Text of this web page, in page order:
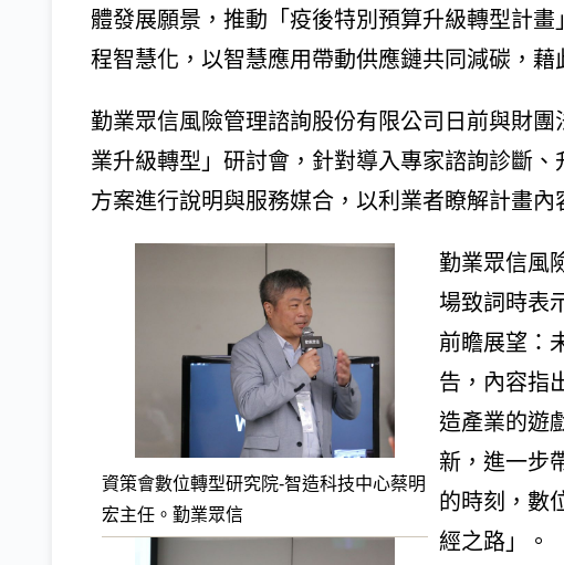
體發展願景，推動「疫後特別預算升級轉型計
程智慧化，以智慧應用帶動供應鏈共同減碳，藉
勤業眾信風險管理諮詢股份有限公司日前與財
業升級轉型」研討會，針對導入專家諮詢診斷
方案進行說明與服務媒合，以利業者瞭解計畫內
資策會數位轉型研究院-智造科技中心蔡明
宏主任。勤業眾信
勤業眾信風
場致詞時表
前瞻展望：
告，內容指
造產業的遊
新，進一步
的時刻，數
經之路」。